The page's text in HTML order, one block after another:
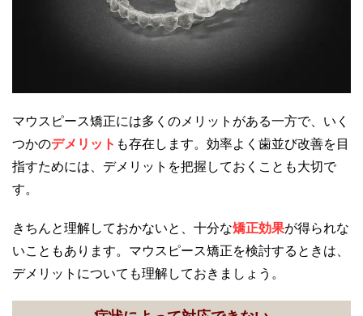
マウスピース矯正には多くのメリットがある一方で、いく
つかのデメリット も存在します。効率よく歯並び改善を目
指すためには、デメリットを把握しておくことも大切で
す。
きちんと理解しておかないと、十分な矯正効果が得られな
いこともあります。マウスピース矯正を検討するときは、
デメリットについても理解しておきましょう。